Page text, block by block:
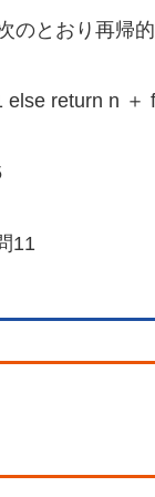
のとおり再帰
return n ＋
11